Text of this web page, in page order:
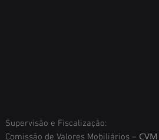
Supervisão e Fiscalização:
Comissão de Valores Mobiliários – CVM